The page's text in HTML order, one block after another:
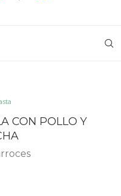
CON POLLO Y